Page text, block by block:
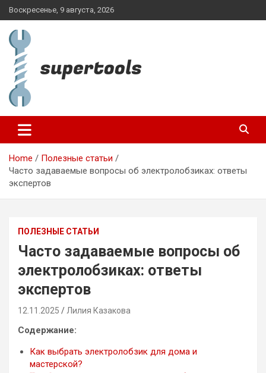
Skip
to
content
Воскресенье, 9 августа, 2026
supertools.com.ua
Home
Полезные статьи
Часто задаваемые вопросы об электролобзиках: ответы
экспертов
ПОЛЕЗНЫЕ СТАТЬИ
Часто задаваемые вопросы об
электролобзиках: ответы
экспертов
12.11.2025 Лилия Казакова
Содержание:
Как выбрать электролобзик для дома и
мастерской?